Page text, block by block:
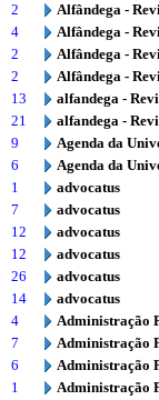
2
Alfândega -
4
Alfândega -
2
Alfândega -
2
Alfândega -
13
alfandega -
21
alfandega -
9
Agenda da
6
Agenda da
1
advocatus
7
advocatus
12
advocatus
12
advocatus
26
advocatus
14
advocatus
4
Administração
7
Administração
6
Administração
1
Administração